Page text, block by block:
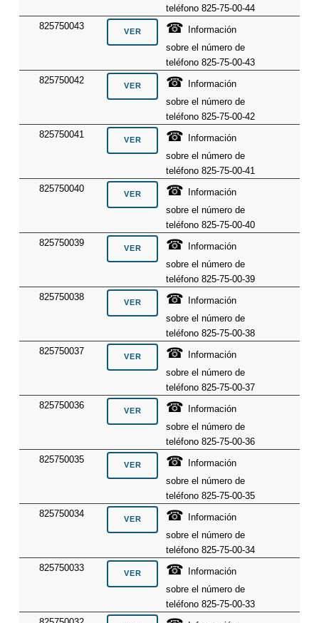
teléfono 825-75-00-44
825750043
☎
Información
sobre el número de
teléfono 825-75-00-43
825750042
☎
Información
sobre el número de
teléfono 825-75-00-42
825750041
☎
Información
sobre el número de
teléfono 825-75-00-41
825750040
☎
Información
sobre el número de
teléfono 825-75-00-40
825750039
☎
Información
sobre el número de
teléfono 825-75-00-39
825750038
☎
Información
sobre el número de
teléfono 825-75-00-38
825750037
☎
Información
sobre el número de
teléfono 825-75-00-37
825750036
☎
Información
sobre el número de
teléfono 825-75-00-36
825750035
☎
Información
sobre el número de
teléfono 825-75-00-35
825750034
☎
Información
sobre el número de
teléfono 825-75-00-34
825750033
☎
Información
sobre el número de
teléfono 825-75-00-33